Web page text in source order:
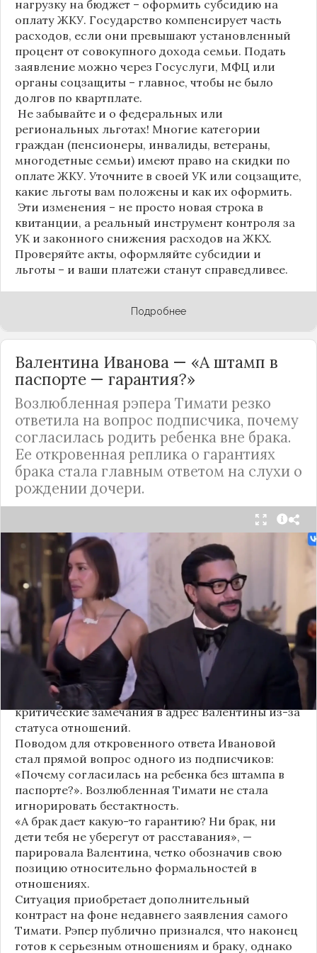
нагрузку на бюджет – оформить субсидию на
оплату ЖКУ. Государство компенсирует часть
расходов, если они превышают установленный
процент от совокупного дохода семьи. Подать
заявление можно через Госуслуги, МФЦ или
органы соцзащиты – главное, чтобы не было
долгов по квартплате.
Не забывайте и о федеральных или
региональных льготах! Многие категории
граждан (пенсионеры, инвалиды, ветераны,
многодетные семьи) имеют право на скидки по
оплате ЖКУ. Уточните в своей УК или соцзащите,
какие льготы вам положены и как их оформить.
Эти изменения – не просто новая строка в
квитанции, а реальный инструмент контроля за
УК и законного снижения расходов на ЖКХ.
Проверяйте акты, оформляйте субсидии и
льготы – и ваши платежи станут справедливее.
Подробнее
Валентина Иванова — «А штамп в
паспорте — гарантия?»
Возлюбленная рэпера Тимати резко
ответила на вопрос подписчика, почему
согласилась родить ребенка вне брака.
Ее откровенная реплика о гарантиях
брака стала главным ответом на слухи о
рождении дочери.
Валентина Иванова, избранница рэпера Тимати,
публично ответила на бестактный вопрос о
своем решении родить ребенка вне
официального брака. Ее резкая реакция стала
первым косвенным подтверждением слухов о
рождении дочери, ранее распространяемых
изданием «СтарХит».
Хотя сама звездная пара официально не
объявляла о пополнении, поклонники уже
засыпали их поздравлениями. Однако
некоторые комментаторы позволили себе
критические замечания в адрес Валентины из-за
статуса отношений.
Поводом для откровенного ответа Ивановой
стал прямой вопрос одного из подписчиков:
«Почему согласилась на ребенка без штампа в
паспорте?». Возлюбленная Тимати не стала
игнорировать бестактность.
«А брак дает какую-то гарантию? Ни брак, ни
дети тебя не уберегут от расставания», —
парировала Валентина, четко обозначив свою
позицию относительно формальностей в
отношениях.
Ситуация приобретает дополнительный
контраст на фоне недавнего заявления самого
Тимати. Рэпер публично признался, что наконец
готов к серьезным отношениям и браку, однако